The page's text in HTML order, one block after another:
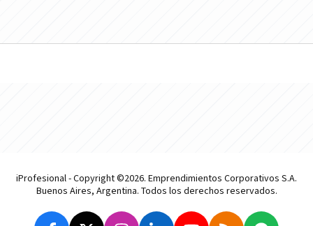
iProfesional - Copyright ©2026. Emprendimientos Corporativos S.A.
Buenos Aires, Argentina. Todos los derechos reservados.